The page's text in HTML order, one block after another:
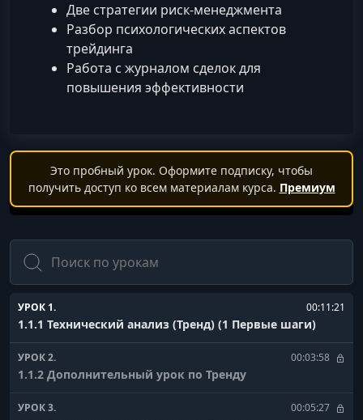
Две стратегии риск-менеджмента
Разбор психологических аспектов
трейдинга
Работа с журналом сделок для
повышения эффективности
Это пробный урок. Оформите подписку, чтобы
получить доступ ко всем материалам курса. Премиум
Поиск
УРОК 1. 00:11:21
1.1.1 Технический анализ (Тренд) (1 Первые шаги)
УРОК 2. 00:03:58
1.1.2 Дополнительный урок по Тренду
УРОК 3. 00:05:27